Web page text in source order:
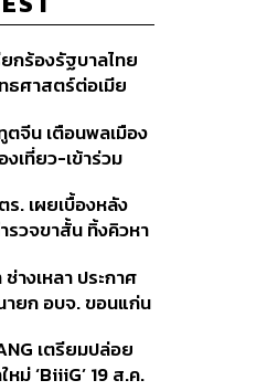
ยกร้องรัฐบาลไทย
ธศาสตร์ต่อเมีย
’ รับมือภัยคุกคาม
น
ตจีน เตือนพลเมือง
เที่ยว-เข้าร่วม
ะเบียบ มี
รรม สุภาพต่อผู้อื่น
ร. เผยเบื้องหลัง
รวจขาสั้น ทิ้งคิวหา
เหตุโรงเรียน
างเหลา ประกาศ
ายก อบจ. ขอนแก่น
กตั้งใหม่เตรียมปล่อย
หม่ ‘BiiiG’ 19 ส.ค.